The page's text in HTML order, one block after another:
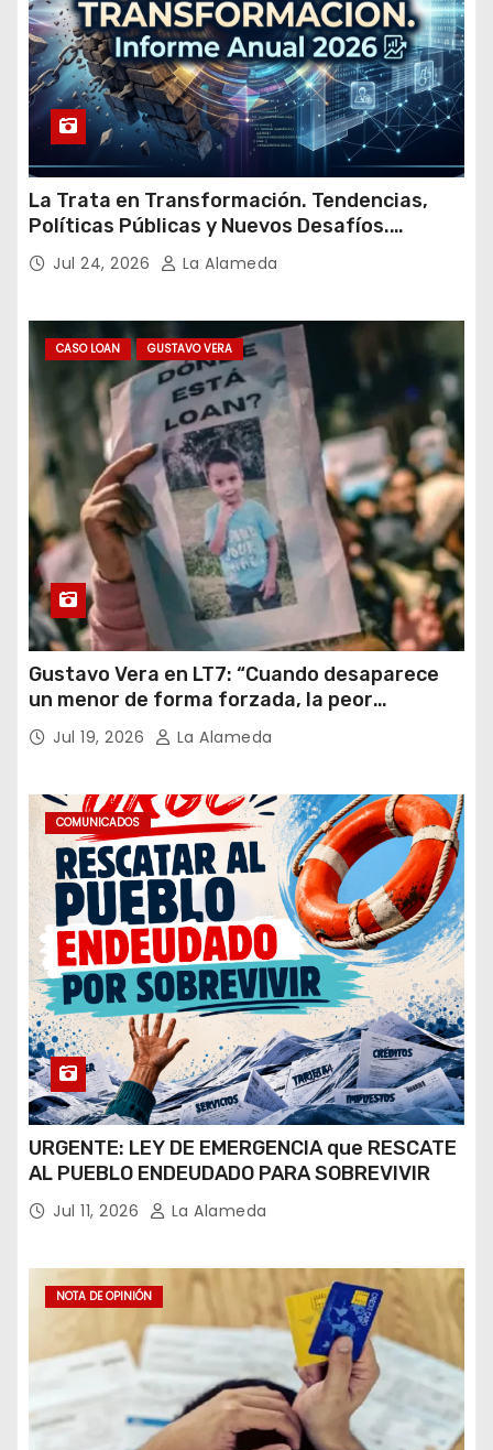
La Trata en Transformación. Tendencias,
Políticas Públicas y Nuevos Desafíos.
Argentina y el Mundo – Julio 2026
Jul 24, 2026 La Alameda
CASO LOAN GUSTAVO VERA
Gustavo Vera en LT7: “Cuando desaparece
un menor de forma forzada, la peor
hipótesis es trata, y así debe seguir
caratulado el caso Loan”
Jul 19, 2026 La Alameda
COMUNICADOS
URGENTE: LEY DE EMERGENCIA que RESCATE
AL PUEBLO ENDEUDADO PARA SOBREVIVIR
Jul 11, 2026 La Alameda
NOTA DE OPINIÓN